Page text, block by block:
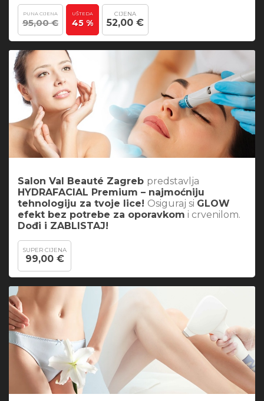
PUNA CIJENA
95,00 €
UŠTEDA
45 %
CIJENA
52,00 €
Salon Val Beauté Zagreb predstavlja
HYDRAFACIAL Premium – najmoćniju
tehnologiju za tvoje lice! Osiguraj si GLOW
efekt bez potrebe za oporavkom i crvenilom.
Dođi i ZABLISTAJ!
SUPER CIJENA
99,00 €